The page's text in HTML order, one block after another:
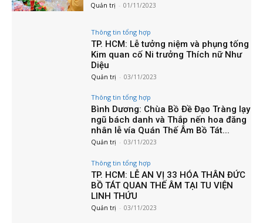
Quản trị - 01/11/2023
Thông tin tổng hợp
TP. HCM: Lễ tưởng niệm và phụng tống
Kim quan cố Ni trưởng Thích nữ Như
Diệu
Quản trị - 03/11/2023
Thông tin tổng hợp
Bình Dương: Chùa Bồ Đề Đạo Tràng lạy
ngũ bách danh và Thắp nến hoa đăng
nhân lễ vía Quán Thế Âm Bồ Tát...
Quản trị - 03/11/2023
Thông tin tổng hợp
TP. HCM: LỄ AN VỊ 33 HÓA THÂN ĐỨC
BỒ TÁT QUAN THẾ ÂM TẠI TU VIỆN
LINH THỨU
Quản trị - 03/11/2023